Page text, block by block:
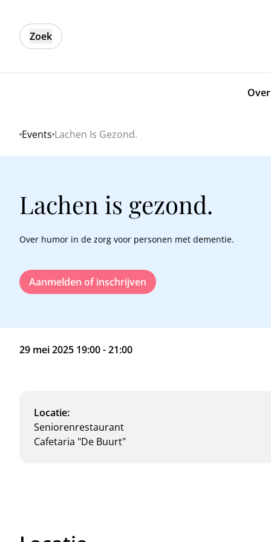
Zoek
Home
Events Lachen Is Gezond.
Lachen is gezond.
Over humor in de zorg voor personen met dementie.
Aanmelden of inschrijven
29 mei 2025 19:00 - 21:00
Locatie:
Seniorenrestaurant
Cafetaria "De Buurt"